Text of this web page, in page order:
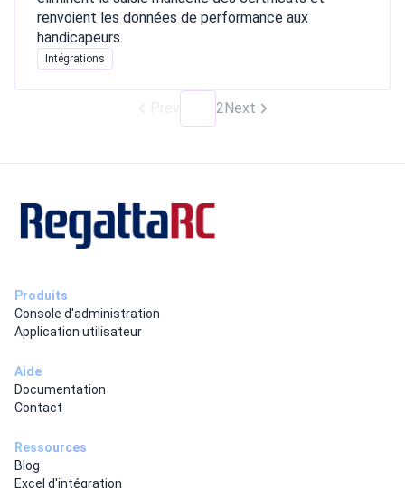
renvoient les données de performance aux
handicapeurs.
Intégrations
2Next
Produits
Console d'administration
Application utilisateur
Aide
Documentation
Contact
Ressources
Blog
Excel d'intégration